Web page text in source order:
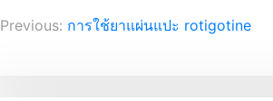
P
Previous: การใช้ยาแผ่นแปะ rotigotine